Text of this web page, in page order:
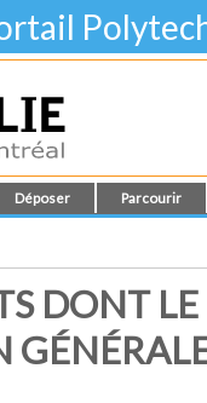
Déposer Parcourir
DONT